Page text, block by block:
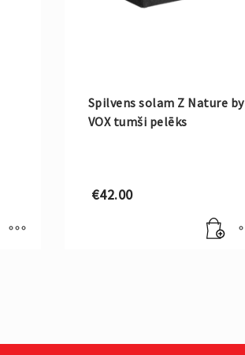
Spilvens solam Z Nature by
VOX tumši pelēks
€42.00